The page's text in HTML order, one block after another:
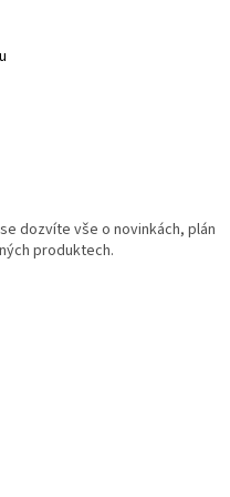
dozvíte vše o novinkách, plán
produktech.